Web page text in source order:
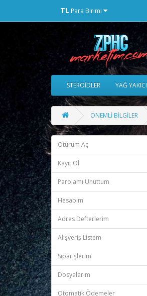
TL Para Birimi
STEROİDLER YAĞ YAKICI
ÖNEMLİ BİLGİLER
Oturum Aç
Kayıt Ol
Parolamı Unuttum
Hesabım
Adres Defterlerim
Alışveriş Listem
Siparişlerim
Dosyalarım
Otomatik Ödemeler